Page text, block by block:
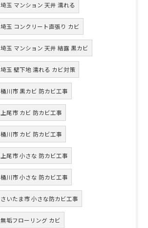
埼玉 マンション 天井 濡れる
埼玉 コンクリート直張り カビ
埼玉 マンション 天井 結露 黒カビ
埼玉 壁下地 濡れる カビ対策
桶川市 黒カビ 防カビ工事
上尾市 カビ 防カビ工事
桶川市 カビ 防カビ工事
上尾市 小さな 防カビ工事
桶川市 小さな 防カビ工事
さいたま市 小さな防カビ工事
無垢フローリング カビ